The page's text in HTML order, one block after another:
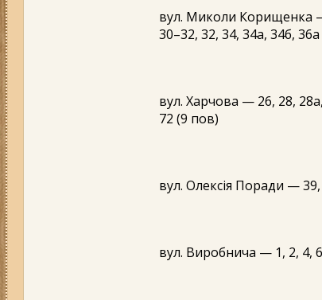
вул. Миколи Корищенка —
30–32, 32, 34, 34а, 34б, 36а
вул. Харчова — 26, 28,
72 (9 пов)
вул. Олексія Поради —
вул. Виробнича — 1, 2, 4,